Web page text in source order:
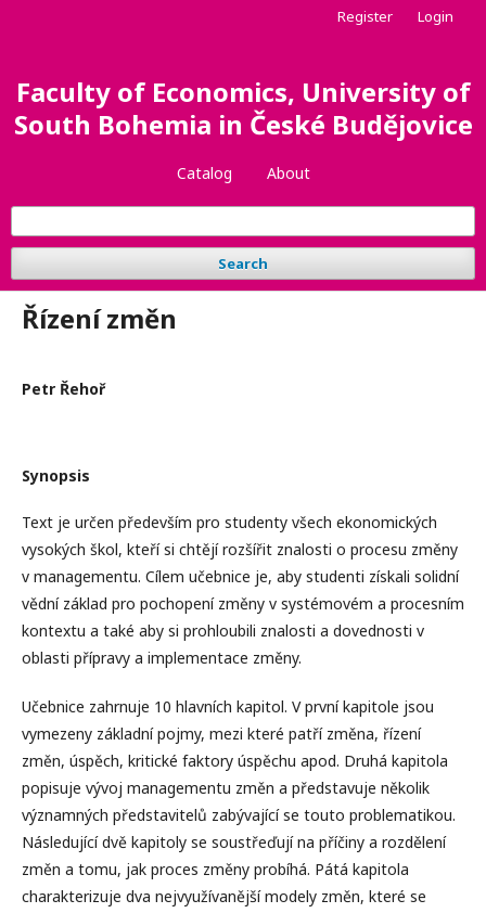
Faculty of Economics, University of
South Bohemia in České Budějovice
Catalog About
Search
Register Login
Řízení změn
Petr Řehoř
Synopsis
Text je určen především pro studenty všech ekonomických
vysokých škol, kteří si chtějí rozšířit znalosti o procesu změny
v managementu. Cílem učebnice je, aby studenti získali solidní
vědní základ pro pochopení změny v systémovém a procesním
kontextu a také aby si prohloubili znalosti a dovednosti v
oblasti přípravy a implementace změny.
Učebnice zahrnuje 10 hlavních kapitol. V první kapitole jsou
vymezeny základní pojmy, mezi které patří změna, řízení
změn, úspěch, kritické faktory úspěchu apod. Druhá kapitola
popisuje vývoj managementu změn a představuje několik
významných představitelů zabývající se touto problematikou.
Následující dvě kapitoly se soustřeďují na příčiny a rozdělení
změn a tomu, jak proces změny probíhá. Pátá kapitola
charakterizuje dva nejvyužívanější modely změn, které se